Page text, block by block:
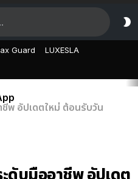
Guard LUXESLA
พ อัปเดตใหม่ ต้อนรับวัน
ดับมืออาชีพ อัปเดต